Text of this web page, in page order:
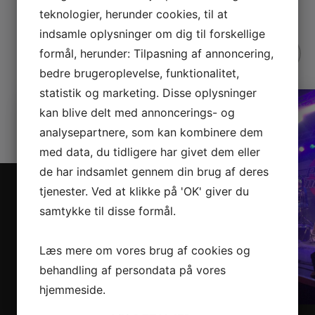
teknologier, herunder cookies, til at
indsamle oplysninger om dig til forskellige
formål, herunder: Tilpasning af annoncering,
bedre brugeroplevelse, funktionalitet,
statistik og marketing. Disse oplysninger
kan blive delt med annoncerings- og
analysepartnere, som kan kombinere dem
med data, du tidligere har givet dem eller
de har indsamlet gennem din brug af deres
tjenester. Ved at klikke på 'OK' giver du
samtykke til disse formål.
Læs mere om vores brug af cookies og
behandling af persondata på vores
hjemmeside.